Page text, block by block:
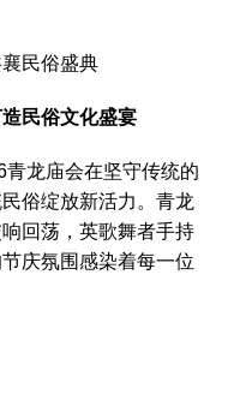
民俗盛典
民俗文化盛宴
龙庙会在坚守传统的
俗绽放新活力。青龙
回荡，英歌舞者手持
庆氛围感染着每一位